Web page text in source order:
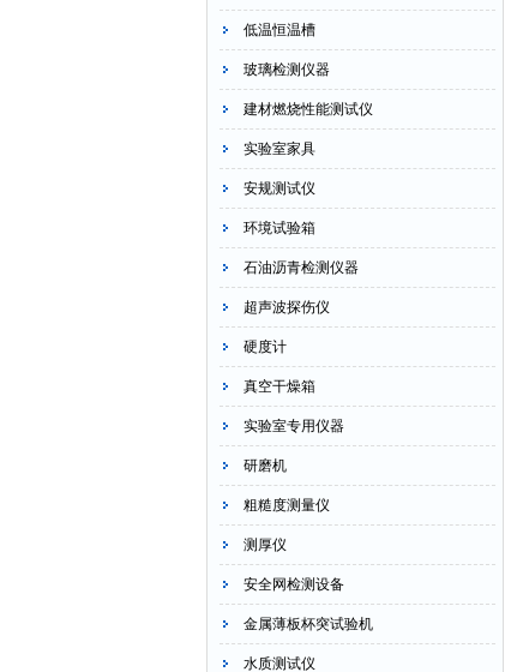
低温恒温槽
玻璃检测仪器
建材燃烧性能测试仪
实验室家具
安规测试仪
环境试验箱
石油沥青检测仪器
超声波探伤仪
硬度计
真空干燥箱
实验室专用仪器
研磨机
粗糙度测量仪
测厚仪
安全网检测设备
金属薄板杯突试验机
水质测试仪